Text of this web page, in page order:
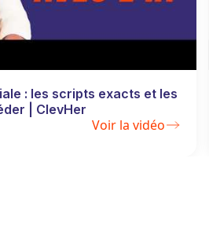
: les scripts exacts et les
| ClevHer
Voir la vidéo